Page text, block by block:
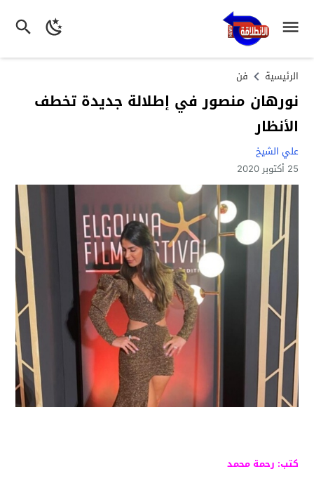
الرئيسية فن
نورهان منصور في إطلالة جديدة تخطف
الأنظار
علي الشيخ
25 أكتوبر 2020
كتب: رحمة محمد